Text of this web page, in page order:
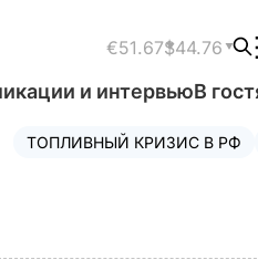
€51.67$44.76
и интервьюВ
ТОПЛИВНЫЙ КРИЗИС В РФ